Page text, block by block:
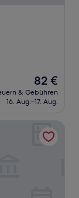
Der
Preis
beträgt
82 €
& Gebühren
16. Aug.–17. Aug.